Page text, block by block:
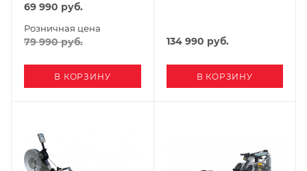
69 990 руб.
Розничная цена
79 990руб.
В КОРЗИНУ
134 990 руб.
В КОРЗИНУ